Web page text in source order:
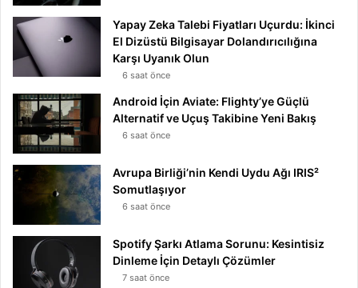
Yapay Zeka Talebi Fiyatları Uçurdu: İkinci
El Dizüstü Bilgisayar Dolandırıcılığına
Karşı Uyanık Olun
6 saat önce
Android İçin Aviate: Flighty’ye Güçlü
Alternatif ve Uçuş Takibine Yeni Bakış
6 saat önce
Avrupa Birliği’nin Kendi Uydu Ağı IRIS²
Somutlaşıyor
6 saat önce
Spotify Şarkı Atlama Sorunu: Kesintisiz
Dinleme İçin Detaylı Çözümler
7 saat önce